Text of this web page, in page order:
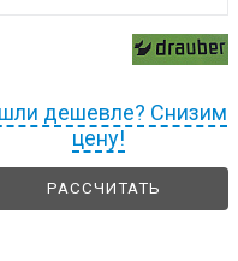
дешевле? Снизим
цену!
РАССЧИТАТЬ